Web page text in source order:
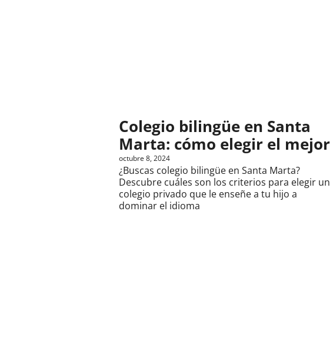
Colegio bilingüe en Santa
Marta: cómo elegir el mejor
octubre 8, 2024
¿Buscas colegio bilingüe en Santa Marta?
Descubre cuáles son los criterios para elegir un
colegio privado que le enseñe a tu hijo a
dominar el idioma